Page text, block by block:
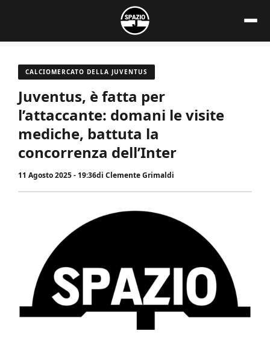
contenuto
CALCIOMERCATO DELLA JUVENTUS
Juventus, è fatta per
l’attaccante: domani le visite
mediche, battuta la
concorrenza dell’Inter
11 Agosto 2025 - 19:36di Clemente Grimaldi